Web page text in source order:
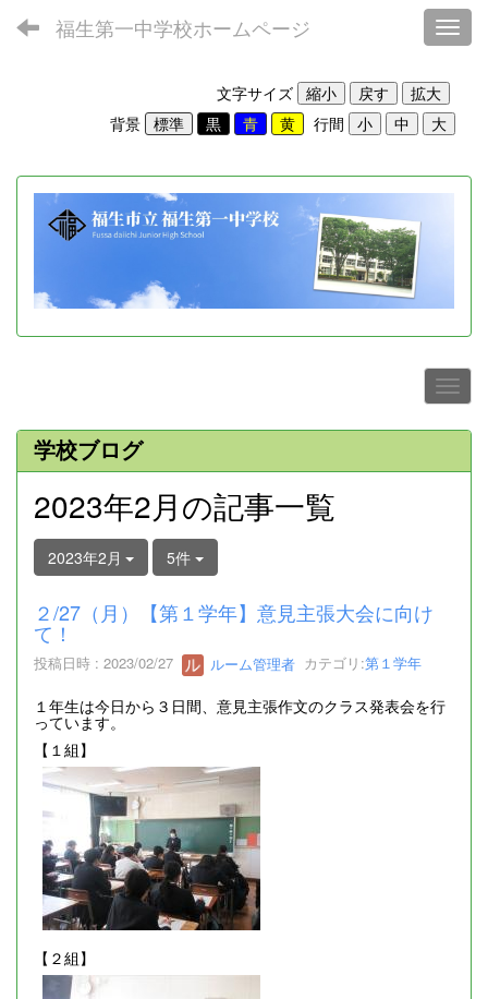
福生第一中学校ホームページ
文字サイズ
背景
行間
学校ブログ
2023年2月の記事一覧
2023年2月 5件
２/27（月）【第１学年】意見主張大会に向け
て！
投稿日時 : 2023/02/27 ルーム管理者 カテゴリ:第１学年
１年生は今日から３日間、意見主張作文のクラス発表会を行
っています。
【１組】
【２組】